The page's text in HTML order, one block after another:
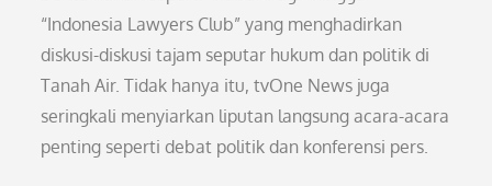
“Indonesia Lawyers Club” yang menghadirkan
diskusi-diskusi tajam seputar hukum dan politik di
Tanah Air. Tidak hanya itu, tvOne News juga
seringkali menyiarkan liputan langsung acara-acara
penting seperti debat politik dan konferensi pers.